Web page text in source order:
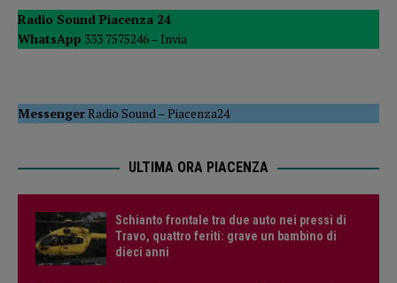
Radio Sound Piacenza 24
WhatsApp 333 7575246 – Invia
MessengerRadio Sound–Piacenza24
ULTIMA ORA PIACENZA
Schianto frontale tra due auto nei pressi di
Travo, quattro feriti: grave un bambino di
dieci anni